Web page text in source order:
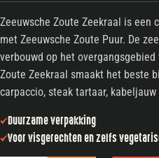
Zeeuwsche Zoute Zeekraal is een
met Zeeuwsche Zoute Puur. De
verbouwd op het
Zoute Zeekraal smaakt het beste
carpaccio, steak tartaar,
Duurzame verpakking
Voor visgerechten en zelfs